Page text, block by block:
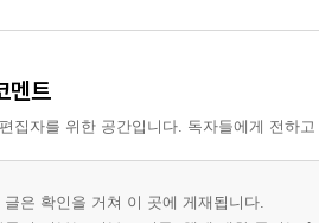
멘트
집자를 위한 공간입니다. 독자들에게 전하
글은 확인을 거쳐 이 곳에 게재됩니다.